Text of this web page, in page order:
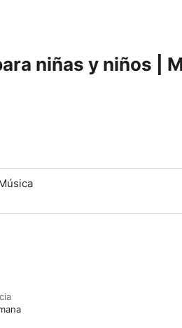
niñas y niños |